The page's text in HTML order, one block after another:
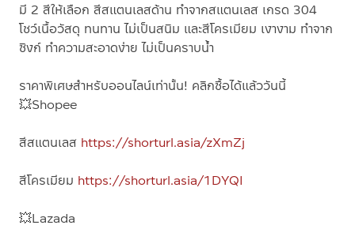
มี 2 สีให้เลือก สีสแตนเลสด้าน ทำจากสแตนเลส เกรด 304
โชว์เนื้อวัสดุ ทนทาน ไม่เป็นสนิม และสีโครเมียม เงางาม ทำจาก
ซิงก์ ทำความสะอาดง่าย ไม่เป็นคราบน้ำ
ราคาพิเศษสำหรับออนไลน์เท่านั้น! คลิกซื้อได้แล้ววันนี้
💥Shopee
สีสแตนเลส https://shorturl.asia/zXmZj
สีโครเมียม https://shorturl.asia/1DYQI
💥Lazada